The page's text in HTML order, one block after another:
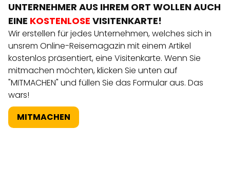
UNTERNEHMER AUS IHREM ORT WOLLEN AUCH
EINE KOSTENLOSE VISITENKARTE!
Wir erstellen für jedes Unternehmen, welches sich in
unsrem Online-Reisemagazin mit einem Artikel
kostenlos präsentiert, eine Visitenkarte. Wenn Sie
mitmachen möchten, klicken Sie unten auf
"MITMACHEN" und füllen Sie das Formular aus. Das
wars!
MITMACHEN